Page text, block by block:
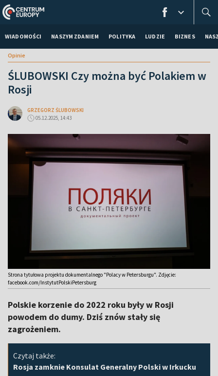
WIADOMOŚCI NASZYM ZDANIEM POLITYKA LUDZIE BIZNES
Opinie
ŚLUBOWSKI Czy można być Polakiem w
Rosji
GRZEGORZ ŚLUBOWSKI
05.12.2025, 14:43
Strona tytułowa projektu dokumentalnego "Polacy w Petersburgu". Zdjęcie:
facebook.com/InstytutPolskiPetersburg
Polskie korzenie do 2022 roku były w Rosji
powodem do dumy. Dziś znów stały się
zagrożeniem.
Czytaj także:
Rosja zamknie Konsulat Generalny Polski w Irkucku